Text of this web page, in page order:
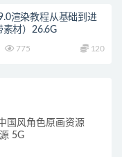
渲染教程从基础到进
素材）26.6G
775 120
国风角色原画资源
5G